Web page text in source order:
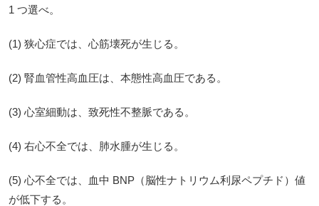
1 つ選べ。
(1) 狭心症では、心筋壊死が生じる。
(2) 腎血管性高血圧は、本態性高血圧である。
(3) 心室細動は、致死性不整脈である。
(4) 右心不全では、肺水腫が生じる。
(5) 心不全では、血中 BNP（脳性ナトリウム利尿ペプチド）値
が低下する。